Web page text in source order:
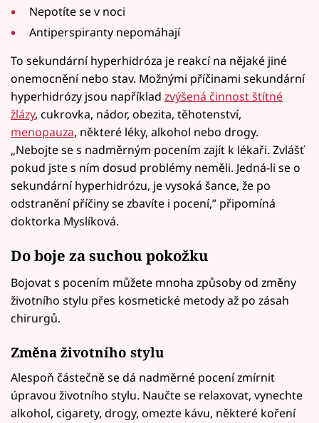
Nepotíte se v noci
Antiperspiranty nepomáhají
To sekundární hyperhidróza je reakcí na nějaké jiné
onemocnění nebo stav. Možnými příčinami sekundární
hyperhidrózy jsou například zvýšená činnost štítné
žlázy, cukrovka, nádor, obezita, těhotenství,
menopauza, některé léky, alkohol nebo drogy.
„Nebojte se s nadměrným pocením zajít k lékaři. Zvlášť
pokud jste s ním dosud problémy neměli. Jedná-li se o
sekundární hyperhidrózu, je vysoká šance, že po
odstranění příčiny se zbavíte i pocení,” připomíná
doktorka Myslíková.
Do boje za suchou pokožku
Bojovat s pocením můžete mnoha způsoby od změny
životního stylu přes kosmetické metody až po zásah
chirurgů.
Změna životního stylu
Alespoň částečně se dá nadměrné pocení zmírnit
úpravou životního stylu. Naučte se relaxovat, vynechte
alkohol, cigarety, drogy, omezte kávu, některé koření